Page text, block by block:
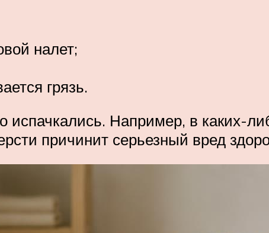
налет;
грязь.
испачкались. Например, в каких-
причинит серьезный вред